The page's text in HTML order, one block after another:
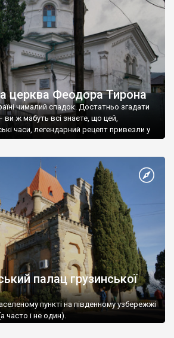
церква Феодора Тирона
чималий спадок. Достатньо згадати
ви ж мабуть всі знаєте, що цей,
часи, легендарний рецепт привезли у
палац грузинської
пункті на південному узбережжі
часто і не один).